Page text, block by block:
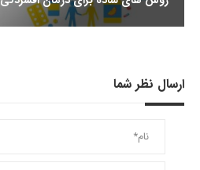
ارسال نظر شما